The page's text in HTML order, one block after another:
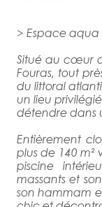
> Espace
Situé au cœur
Fouras, tout
du littoral
un lieu
détendre dans
Entièrement
plus de 140
piscine
massants et
son hammam